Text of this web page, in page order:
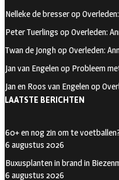
b
o
k
t
a
r
a
i
t
e
r
Nelleke de bresserop
Peter Tuerlings op Overleden:
Twan de Jonghop Overleden:
Jan van Engelenop Probleem
Jan en Roos van Engelenop
LAATSTE BERICHTEN
60+ en nog zin om te
6 augustus 2026
Buxusplanten in brand in
6 augustus 2026